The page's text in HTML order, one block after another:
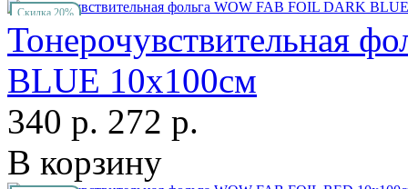
Скидка 20%
Тонерочувствительная
BLUE 10х100см
340 р. 272 р.
В корзину